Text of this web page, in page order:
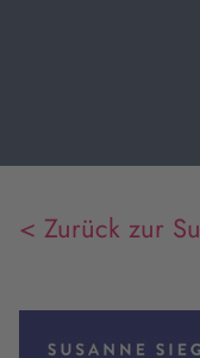
< Zurück zur